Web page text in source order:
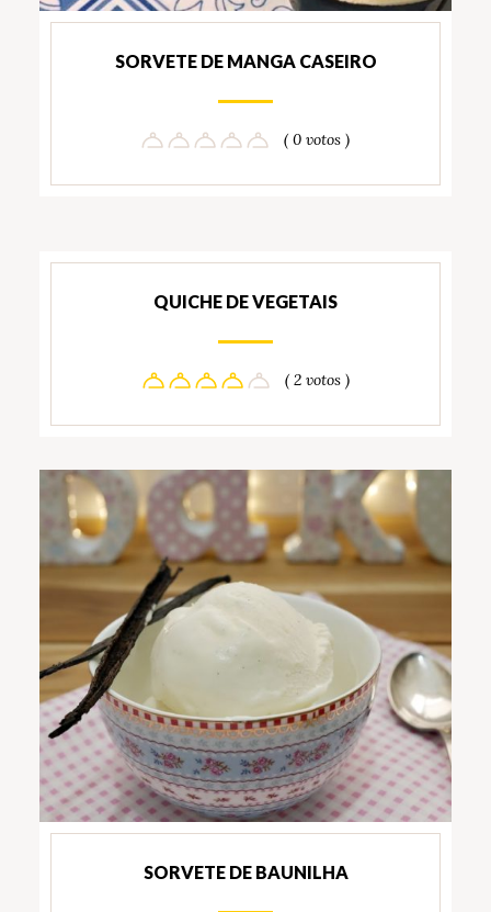
SORVETE DE MANGA CASEIRO
( 0 votos )
QUICHE DE VEGETAIS
( 2 votos )
SORVETE DE BAUNILHA